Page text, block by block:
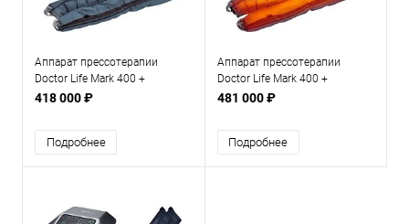
Аппарат прессотерапии
Doctor Life Mark 400 +
комбинезон
418 000 ₽
Подробнее
Аппарат прессотерапии
Doctor Life Mark 400 +
комбинезон + инфракрасный
481 000 ₽
Подробнее